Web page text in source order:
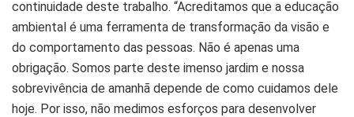
continuidade deste trabalho. “Acreditamos que a educação
ambiental é uma ferramenta de transformação da visão e
do comportamento das pessoas. Não é apenas uma
obrigação. Somos parte deste imenso jardim e nossa
sobrevivência de amanhã depende de como cuidamos dele
hoje. Por isso, não medimos esforços para desenvolver